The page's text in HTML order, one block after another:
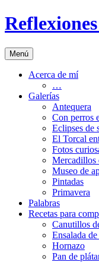
Saltar
al
Menú
Acerca de mí
…
Galerías
Antequera
Con perros
Eclipses de
El Torcal
Fotos
Mercadillos
Museo de
Pintadas
Primavera
Palabras
Recetas para
Canutillos
Ensalada
Hornazo
Pan de